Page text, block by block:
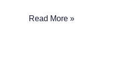
Read More »